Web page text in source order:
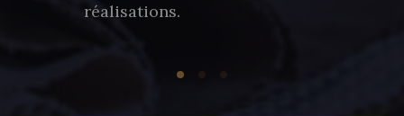
réalisations.